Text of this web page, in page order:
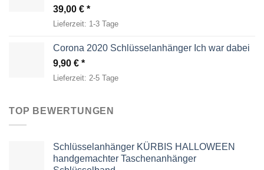
39,00 €
Lieferzeit: 1-3 Tage
Corona 2020 Schlüsselanhänger Ich war dabei
9,90 €
Lieferzeit: 2-5 Tage
TOP BEWERTUNGEN
Schlüsselanhänger KÜRBIS HALLOWEEN
handgemachter Taschenanhänger